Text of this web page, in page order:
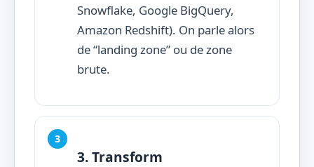
Snowflake, Google BigQuery,
Amazon Redshift). On parle alors
de “landing zone” ou de zone
brute.
3. Transform